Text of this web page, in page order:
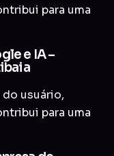
para uma
e IA –
usuário,
para uma